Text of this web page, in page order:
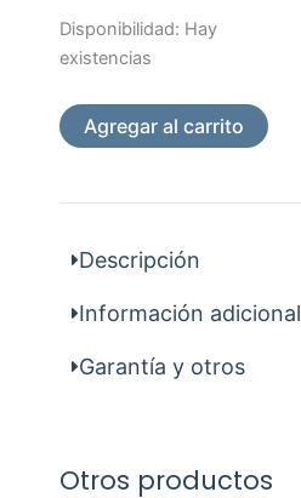
Disponibilidad: Hay
existencias
Solar
Bench
Led
de
cantidad
Agregar al carrito
Descripción
Información adicional
Garantía y otros
Otros productos